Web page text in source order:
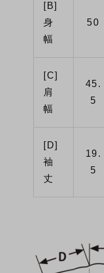
[B]
身
幅
50
[C]
肩
幅
45.
5
[D]
袖
丈
19.
5